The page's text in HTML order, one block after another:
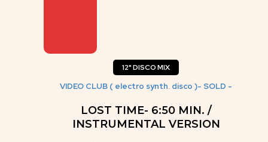
12" DISCO MIX
VIDEO CLUB ( electro synth. disco )- SOLD -
LOST TIME- 6:50 MIN. /
INSTRUMENTAL VERSION